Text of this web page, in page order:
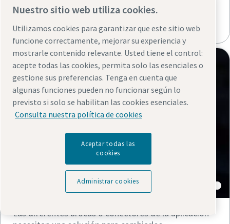
mejora más adecuada y competitiva para su solución
automatizada.
Cambiador de conectores
Las diferentes brocas o conectores de la aplicación
Nuestro sitio web utiliza cookies.
Utilizamos cookies para garantizar que este sitio web
funcione correctamente, mejorar su experiencia y
mostrarle contenido relevante. Usted tiene el control:
acepte todas las cookies, permita solo las esenciales o
gestione sus preferencias. Tenga en cuenta que
algunas funciones pueden no funcionar según lo
previsto si solo se habilitan las cookies esenciales.
Consulta nuestra política de cookies
Aceptar todas las
cookies
Administrar cookies